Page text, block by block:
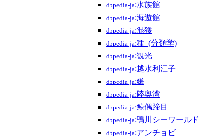
dbpedia-ja:水族館
dbpedia-ja:海遊館
dbpedia-ja:混獲
dbpedia-ja:種_(分類学)
dbpedia-ja:観光
dbpedia-ja:越水利江子
dbpedia-ja:鎌
dbpedia-ja:陸奥湾
dbpedia-ja:鯨偶蹄目
dbpedia-ja:鴨川シーワールド
dbpedia-ja:アンチョビ